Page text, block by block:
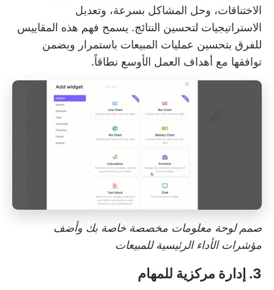
الاختناقات، وحل المشاكل بسرعة، وتعديل
الاستراتيجيات لتحسين النتائج. يسمح فهم هذه المقاييس
للفرق بتحسين عمليات المبيعات باستمرار ويضمن
توافقها مع أهداف العمل الأوسع نطاقاً.
صمم لوحة معلومات مخصصة خاصة بك وأضف
مؤشرات الأداء الرئيسية للمبيعات
3. إدارة مركزية للمهام